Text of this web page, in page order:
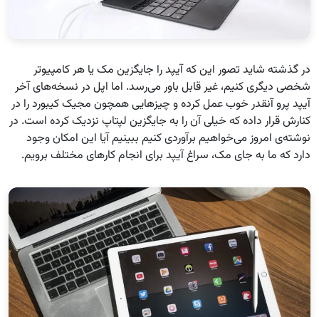
در گذشته شاید تصور این که آیپد را جایگزین مک یا هر کامپیوتر
شخصی دیگری کنیم، غیر قابل باور می‌رسد. اما اپل در نسخه‌های آخر
آیپد پرو آنقدر خوب عمل کرده و چیزهایی همچون مجیک کیبورد را در
کنارش قرار داده که خیلی آن را به جایگزین لپتاپ نزدیک کرده است. در
نوشته‌ی امروز می‌خواهیم برآوردی کنیم ببینیم آیا این امکان وجود
دارد که ما به جای مک، سراغ آیپد برای انجام کارهای مختلف برویم.